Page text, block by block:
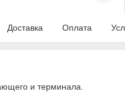
Доставка Оплата
и терминала.